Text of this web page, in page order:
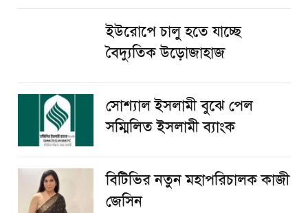
ইউরোপে চালু হতে যাচ্ছে
বৈদ্যুতিক উড়োজাহাজ
সোশ্যাল ইসলামী বুঝে পেল
সম্মিলিত ইসলামী ব্যাংক
বিটিভির নতুন মহাপরিচালক কাজী
জেসিন